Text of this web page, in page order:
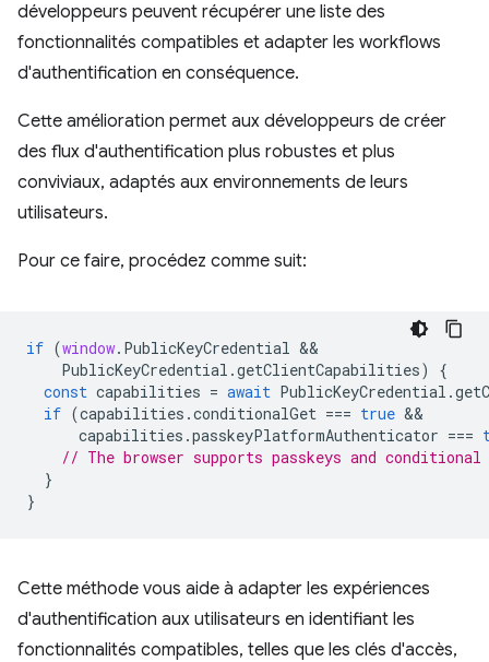
développeurs peuvent récupérer une liste des
fonctionnalités compatibles et adapter les workflows
d'authentification en conséquence.
Cette amélioration permet aux développeurs de créer
des flux d'authentification plus robustes et plus
conviviaux, adaptés aux environnements de leurs
utilisateurs.
Pour ce faire, procédez comme suit:
if (window. PublicKeyCredential
PublicKeyCredential .getClientCapabilities)
{
const capabilities = await PublicKeyCredential .
if (capabilities .conditionalGet === true
capabilities .passkeyPlatformAuthenticator ===
// The browser supports passkeys and
}
}
Cette méthode vous aide à adapter les expériences
d'authentification aux utilisateurs en identifiant les
fonctionnalités compatibles, telles que les clés d'accès,